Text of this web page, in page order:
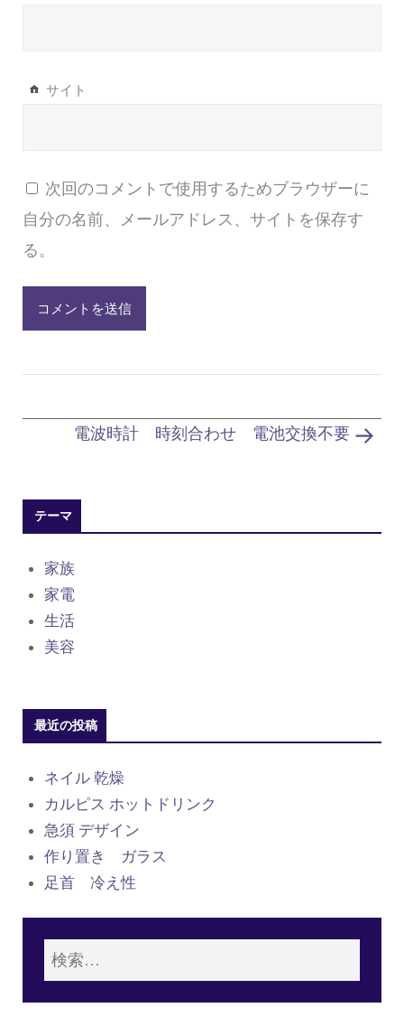
サイト
次回のコメントで使用するためブラウザーに
自分の名前、メールアドレス、サイトを保存す
る。
電波時計 時刻合わせ 電池交換不要
テーマ
家族
家電
生活
美容
最近の投稿
ネイル 乾燥
カルピス ホットドリンク
急須 デザイン
作り置き ガラス
足首 冷え性